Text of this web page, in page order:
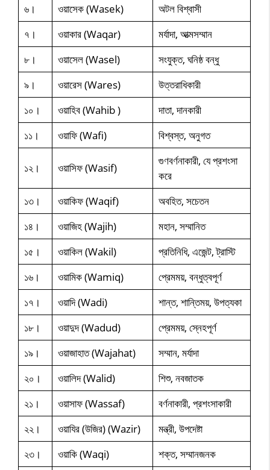
৬।
ওয়াসেক (Wasek)
অটল বিশ্বাসী
৭।
ওয়াকার (Waqar)
মর্যাদা, আত্মসম্মান
৮।
ওয়াসেল (Wasel)
সংযুক্ত, ঘনিষ্ঠ বন্ধু
৯।
ওয়ারেস (Wares)
উত্তরাধিকারী
১০।
ওয়াহিব (Wahib )
দাতা, দানকারী
১১।
ওয়াফি (Wafi) বিশ্বস্ত, অনুগত
১২। ওয়াসিফ (Wasif)
গুণবর্ণনাকারী, যে প্রশংসা
করে
১৩।
ওয়াকিফ (Waqif)
অবহিত, সচেতন
১৪।
ওয়াজিহ (Wajih)
মহান, সম্মানিত
১৫।
ওয়াকিল (Wakil)
প্রতিনিধি, এজেন্ট, ট্রাস্টি
১৬।
ওয়ামিক (Wamiq)
প্রেমময়, বন্ধুত্বপূর্ণ
১৭।
ওয়াদি (Wadi)
শান্ত, শান্তিময়, উপত্যকা
১৮।
ওয়াদুদ (Wadud)
প্রেমময়, স্নেহপূর্ণ
১৯।
ওয়াজাহাত (Wajahat)
সম্মান, মর্যাদা
২০।
ওয়ালিদ (Walid)
শিশু, নবজাতক
২১।
ওয়াসাফ (Wassaf)
বর্ণনাকারী, প্রশংসাকারী
২২।
ওয়াযির (উজির) (Wazir)
মন্ত্রী, উপদেষ্টা
২৩।
ওয়াকি (Waqi)
শক্ত, সম্মানজনক